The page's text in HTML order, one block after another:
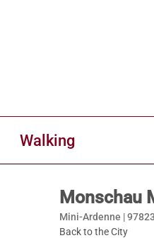
Walking
Monschau
Mini-Ardenne |
Back to the City